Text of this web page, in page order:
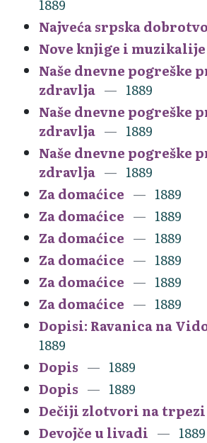
1889
Najveća srpska
Nove knjige i muzikalije
Naše dnevne pogreške
zdravlja
1889
Naše dnevne pogreške
zdravlja
1889
Naše dnevne pogreške
zdravlja
1889
Za domaćice
1889
Za domaćice
1889
Za domaćice
1889
Za domaćice
1889
Za domaćice
1889
Za domaćice
1889
Dopisi: Ravanica na
1889
Dopis
1889
Dopis
1889
Dečiji zlotvori na trpezi
Devojče u livadi
1889